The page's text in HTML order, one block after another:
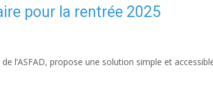
pour la rentrée 2025
l’ASFAD, propose une solution simple et